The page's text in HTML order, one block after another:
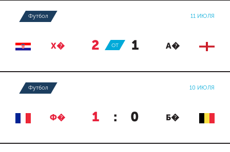
Футбол 11 ИЮЛЯ
Х� 2 : 1 А�
ОТ
Футбол 10 ИЮЛЯ
Ф� 1 : 0 Б�